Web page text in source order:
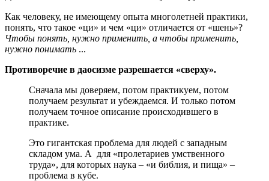
Как человеку, не имеющему опыта многолетней практики,
понять, что такое «ци» и чем «ци» отличается от «шень»?
Чтобы понять, нужно применить, а чтобы применить,
нужно понимать ...
Противоречие в даосизме разрешается «сверху».
Сначала мы доверяем, потом практикуем, потом
получаем результат и убеждаемся. И только потом
получаем точное описание происходившего в
практике.
Это гигантская проблема для людей с западным
складом ума. А для «пролетариев умственного
труда», для которых наука – «и библия, и пища» –
проблема в кубе.